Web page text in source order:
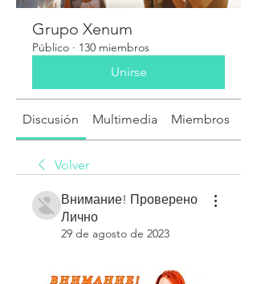
Grupo Xenum
Público · 130 miembros
Unirse
Discusión Multimedia Miembros
Volver
Внимание! Проверено
Лично
29 de agosto de 2023